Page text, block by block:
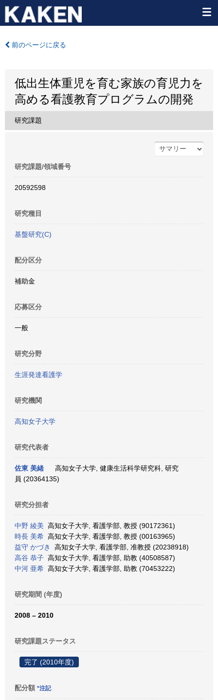
前のページに戻る
低出生体重児を育む家族の育児力を
高める看護教育プログラムの開発
研究課題
研究課題/領域番号
20592598
研究種目
基盤研究(C)
配分区分
補助金
応募区分
一般
研究分野
生涯発達看護学
研究機関
高知女子大学
研究代表者
佐東 美緒
高知女子大学, 健康生活科学研究科, 研究
員 (20364135)
研究分担者
中野 綾美 高知女子大学, 看護学部, 教授 (90172361)
時長 美希 高知女子大学, 看護学部, 教授 (00163965)
益守 かづき
高知女子大学, 看護学部, 准教授 (20238918)
高谷 恭子 高知女子大学, 看護学部, 助教 (40508587)
中河 亜希 高知女子大学, 看護学部, 助教 (70453222)
研究期間 (年度)
2008 – 2010
研究課題ステータス
完了 (2010年度)
配分額 *注記